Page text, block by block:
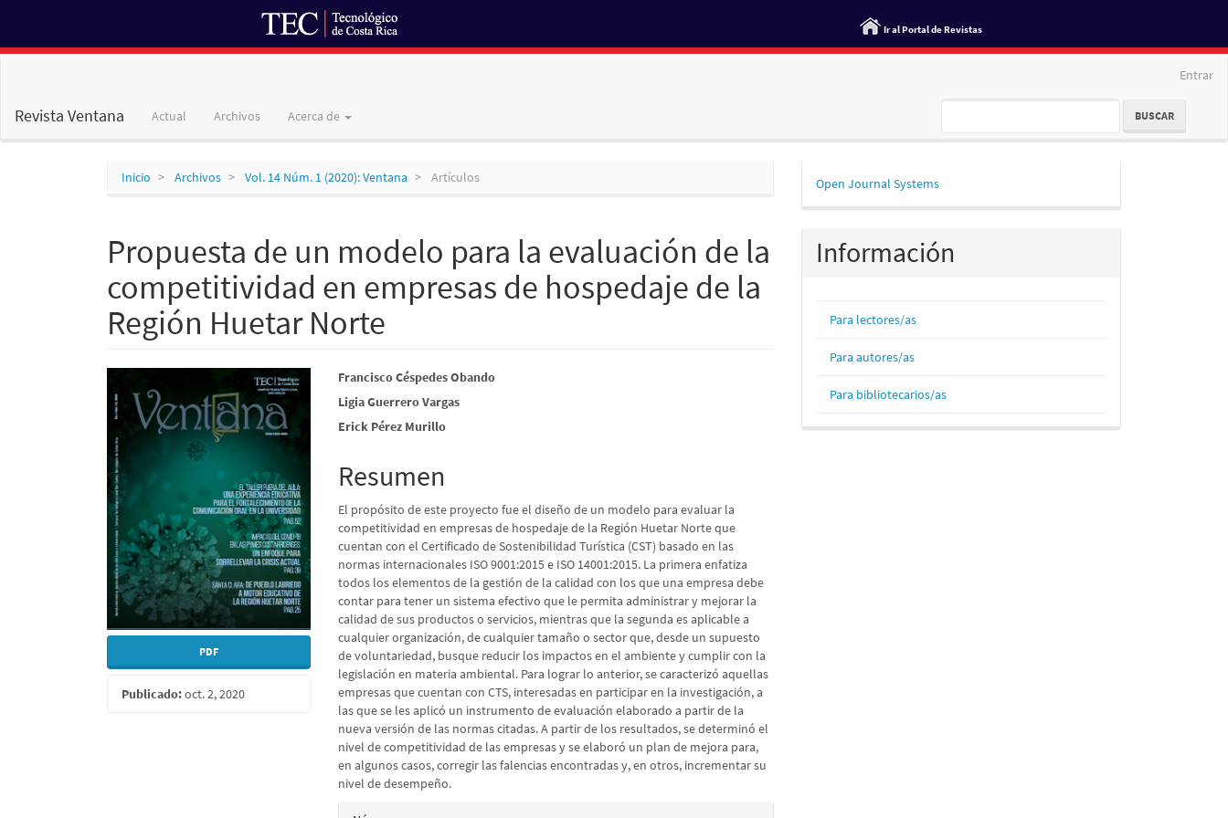
Ir al Portal de Revistas
principal
Entrar
Revista Ventana Actual Archivos Acerca de BUSCAR
Inicio Archivos Vol. 14 Núm. 1 (2020): Ventana Artículos
Propuesta de un modelo para la evaluación de la
competitividad en empresas de hospedaje de la
Región Huetar Norte
Barra
lateral
del
artículo
PDF
Publicado:oct. 2, 2020
Contenido
principal
del
artículo
Francisco Céspedes Obando
Ligia Guerrero Vargas
Erick Pérez Murillo
Resumen
El propósito de este proyecto fue el diseño de un modelo para evaluar la
competitividad en empresas de hospedaje de la Región Huetar Norte que
cuentan con el Certificado de Sostenibilidad Turística (CST) basado en las
normas internacionales ISO 9001:2015 e ISO 14001:2015. La primera enfatiza
todos los elementos de la gestión de la calidad con los que una empresa debe
contar para tener un sistema efectivo que le permita administrar y mejorar la
calidad de sus productos o servicios, mientras que la segunda es aplicable a
cualquier organización, de cualquier tamaño o sector que, desde un supuesto
de voluntariedad, busque reducir los impactos en el ambiente y cumplir con la
legislación en materia ambiental. Para lograr lo anterior, se caracterizó aquellas
empresas que cuentan con CTS, interesadas en participar en la investigación, a
las que se les aplicó un instrumento de evaluación elaborado a partir de la
nueva versión de las normas citadas. A partir de los resultados, se determinó el
nivel de competitividad de las empresas y se elaboró un plan de mejora para,
en algunos casos, corregir las falencias encontradas y, en otros, incrementar su
nivel de desempeño.
Desarrollado
por
Open Journal Systems
Información
Para lectores/as
Para autores/as
Para bibliotecarios/as